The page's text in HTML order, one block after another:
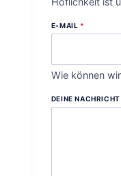
E-MAIL *
Wie können
DEINE NACHRICHT